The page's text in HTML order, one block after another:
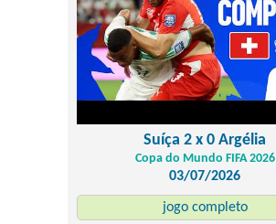
Suíça 2 x 0 Argélia
Copa do Mundo FIFA 2026
03/07/2026
jogo completo